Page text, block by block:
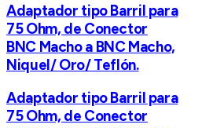
Adaptador tipo Barril para
75 Ohm, de Conector
BNC Macho a BNC Macho,
Niquel/ Oro/ Teflón.
Adaptador tipo Barril para
75 Ohm, de Conector